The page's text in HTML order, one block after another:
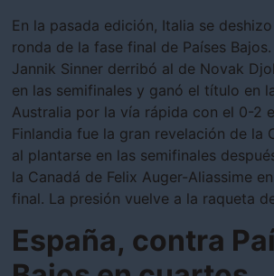
En la pasada edición, Italia se
ronda de la fase final de Países
Jannik Sinner derribó al de Novak
en las semifinales y ganó el título en
Australia por la vía rápida con el 0-2
Finlandia fue la gran revelación de la
al plantarse en las semifinales
la Canadá de Felix Auger-Aliassime
final. La presión vuelve a la raqueta
España, contra